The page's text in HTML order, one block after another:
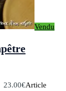
page
Vendu
23.00€Plage
Article